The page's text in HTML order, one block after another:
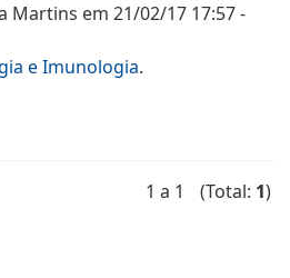
Martins em 21/02/17 17:57-
e Imunologia.
1 a 1 (Total: 1)